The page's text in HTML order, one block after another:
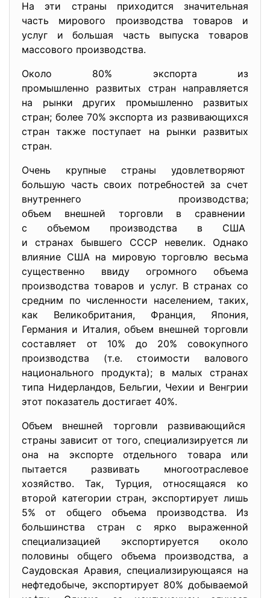
На эти страны приходится значительная
часть мирового производства товаров и
услуг и большая часть выпуска товаров
массового производства.
Около 80% экспорта из
промышленно развитых стран направляется
на рынки других промышленно развитых
стран; более 70% экспорта из развивающихся
стран также поступает на рынки развитых
стран.
Очень крупные страны удовлетворяют
большую часть своих потребностей за счет
внутреннего производства;
объем внешней торговли в сравнении
с объемом производства в США
и странах бывшего СССР невелик. Однако
влияние США на мировую торговлю весьма
существенно ввиду огромного объема
производства товаров и услуг. В странах со
средним по численности населением, таких,
как Великобритания, Франция, Япония,
Германия и Италия, объем внешней торговли
составляет от 10% до 20% совокупного
производства (т.е. стоимости валового
национального продукта); в малых странах
типа Нидерландов, Бельгии, Чехии и Венгрии
этот показатель достигает 40%.
Объем внешней торговли развивающийся
страны зависит от того, специализируется ли
она на экспорте отдельного товара или
пытается развивать многоотраслевое
хозяйство. Так, Турция, относящаяся ко
второй категории стран, экспортирует лишь
5% от общего объема производства. Из
большинства стран с ярко выраженной
специализацией экспортируется около
половины общего объема производства, а
Саудовская Аравия, специализирующаяся на
нефтедобыче, экспортирует 80% добываемой